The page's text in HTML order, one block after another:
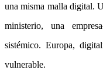
una misma malla digital.
ministerio, una
sistémico. Europa,
vulnerable.